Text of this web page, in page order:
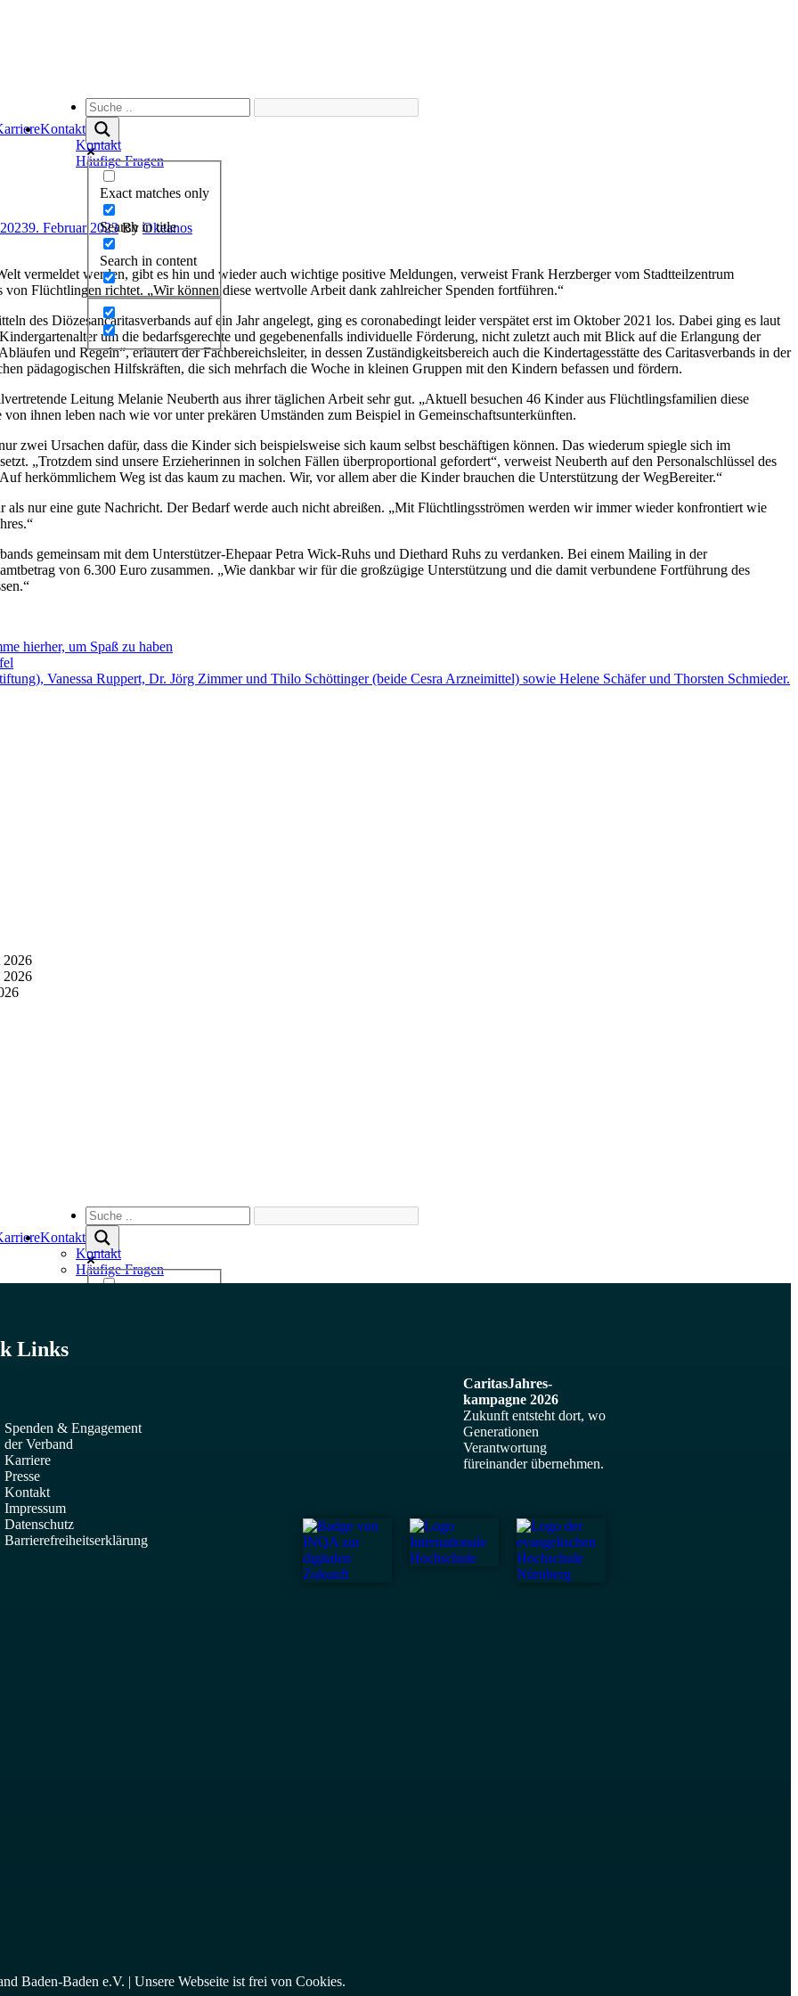
Kontakt
Kontakt
Häufige Fragen
Exact matches only
Search in title
Search in content
9. Februar 2023 ByOkeanos
vermeldet werden, gibt es hin und wieder auch wichtige positive Meldungen, verweist Frank Herzberger vom Stadtteilzentrum
Flüchtlingen richtet. „Wir können diese wertvolle Arbeit dank zahlreicher Spenden fortführen.“
des Diözesancaritasverbands auf ein Jahr angelegt, ging es coronabedingt leider verspätet erst im Oktober 2021 los. Dabei ging es laut
um die bedarfsgerechte und gegebenenfalls individuelle Förderung, nicht zuletzt auch mit Blick auf die Erlangung der
und Regeln“, erläutert der Fachbereichsleiter, in dessen Zuständigkeitsbereich auch die Kindertagesstätte des Caritasverbands in der
pädagogischen Hilfskräften, die sich mehrfach die Woche in kleinen Gruppen mit den Kindern befassen und fördern.
Leitung Melanie Neuberth aus ihrer täglichen Arbeit sehr gut. „Aktuell besuchen 46 Kinder aus Flüchtlingsfamilien diese
ihnen leben nach wie vor unter prekären Umständen zum Beispiel in Gemeinschaftsunterkünften.
zwei Ursachen dafür, dass die Kinder sich beispielsweise sich kaum selbst beschäftigen können. Das wiederum spiegle sich im
„Trotzdem sind unsere Erzieherinnen in solchen Fällen überproportional gefordert“, verweist Neuberth auf den Personalschlüssel des
herkömmlichem Weg ist das kaum zu machen. Wir, vor allem aber die Kinder brauchen die Unterstützung der WegBereiter.“
als nur eine gute Nachricht. Der Bedarf werde auch nicht abreißen. „Mit Flüchtlingsströmen werden wir immer wieder konfrontiert wie
gemeinsam mit dem Unterstützer-Ehepaar Petra Wick-Ruhs und Diethard Ruhs zu verdanken. Bei einem Mailing in der
von 6.300 Euro zusammen. „Wie dankbar wir für die großzügige Unterstützung und die damit verbundene Fortführung des
hierher, um Spaß zu haben
2026
2026
Kontakt
Kontakt
Häufige Fragen
Links
Spenden & Engagement
der Verband
Karriere
Presse
Kontakt
Impressum
Datenschutz
Barrierefreiheits­erklärung
CaritasJahres­
kampagne 2026
Zukunft entsteht dort, wo
Generationen
Verantwortung
füreinander übernehmen.
Baden-Baden e.V. | Unsere Webseite ist frei von Cookies.